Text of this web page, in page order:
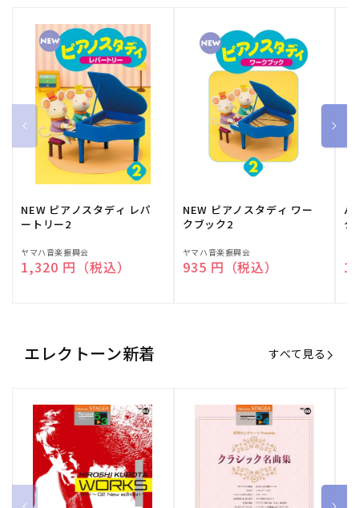
NEW ピアノスタディ レパ
ートリー2
販
売
ヤマハ音楽振興会
通常価格
1,320 円（税込）
NEW ピアノスタディ ワー
クブック2
販
売
ヤマハ音楽振興会
通常価格
935 円（税込）
バ
ク
売
エレクトーン新着 すべて見る